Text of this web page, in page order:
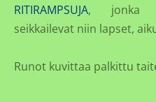
RITIRAMPSUJA, jonka
seikkailevat niin lapset,
Runot kuvittaa palkittu